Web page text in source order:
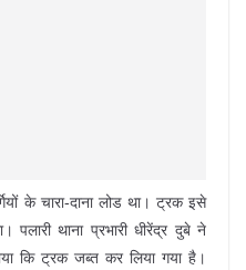
के चारा-दाना लोड था। ट्रक इसे
पलारी थाना प्रभारी धीरेंद्र दुबे ने
कि ट्रक जब्त कर लिया गया है।